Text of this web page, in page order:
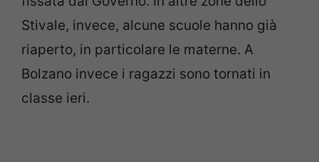
Stivale, invece, alcune scuole hanno già
riaperto, in particolare le materne. A
Bolzano invece i ragazzi sono tornati in
classe ieri.